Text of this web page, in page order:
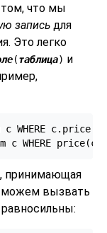
что мы
запись для
Это легко
(таблица) и
c WHERE c.price
c WHERE
принимающая
можем вызвать